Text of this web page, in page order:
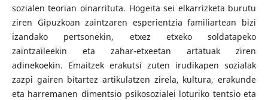
sozialen teorian oinarrituta. Hogeita sei elkarrizketa burutu
ziren Gipuzkoan zaintzaren esperientzia familiartean bizi
izandako pertsonekin, etxez etxeko soldatapeko
zaintzaileekin eta zahar-etxeetan artatuak ziren
adinekoekin. Emaitzek erakutsi zuten irudikapen sozialak
zazpi gairen bitartez artikulatzen zirela, kultura, erakunde
eta harremanen dimentsio psikosozialei loturiko tentsio eta